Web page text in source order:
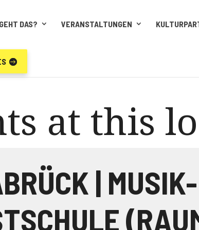
DAS? VERANSTALTUNGEN
at this
|